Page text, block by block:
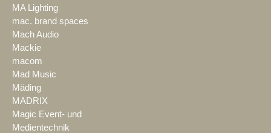
MA Lighting
mac. brand spaces
Mach Audio
Mackie
macom
Mad Music
Mäding
MADRIX
Magic Event- und
Medientechnik